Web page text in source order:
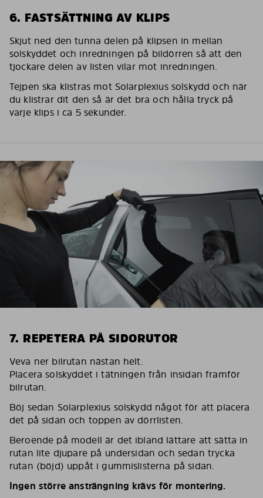
6. FASTSÄTTNING AV KLIPS
Skjut ned den tunna delen på klipsen in mellan
solskyddet och inredningen på bildörren så att den
tjockare delen av listen vilar mot inredningen.
Tejpen ska klistras mot Solarplexius solskydd och när
du klistrar dit den så är det bra och hålla tryck på
varje klips i ca 5 sekunder.
7. REPETERA PÅ SIDORUTOR
Veva ner bilrutan nästan helt.
Placera solskyddet i tätningen från insidan framför
bilrutan.
Böj sedan Solarplexius solskydd något för att placera
det på sidan och toppen av dörrlisten.
Beroende på modell är det ibland lättare att sätta in
rutan lite djupare på undersidan och sedan trycka
rutan (böjd) uppåt i gummislisterna på sidan.
Ingen större ansträngning krävs för montering.